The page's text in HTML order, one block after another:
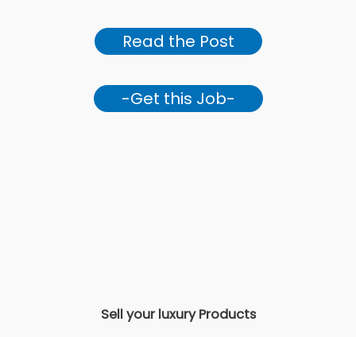
Read the Post
-Get this Job-
Sell your luxury Products